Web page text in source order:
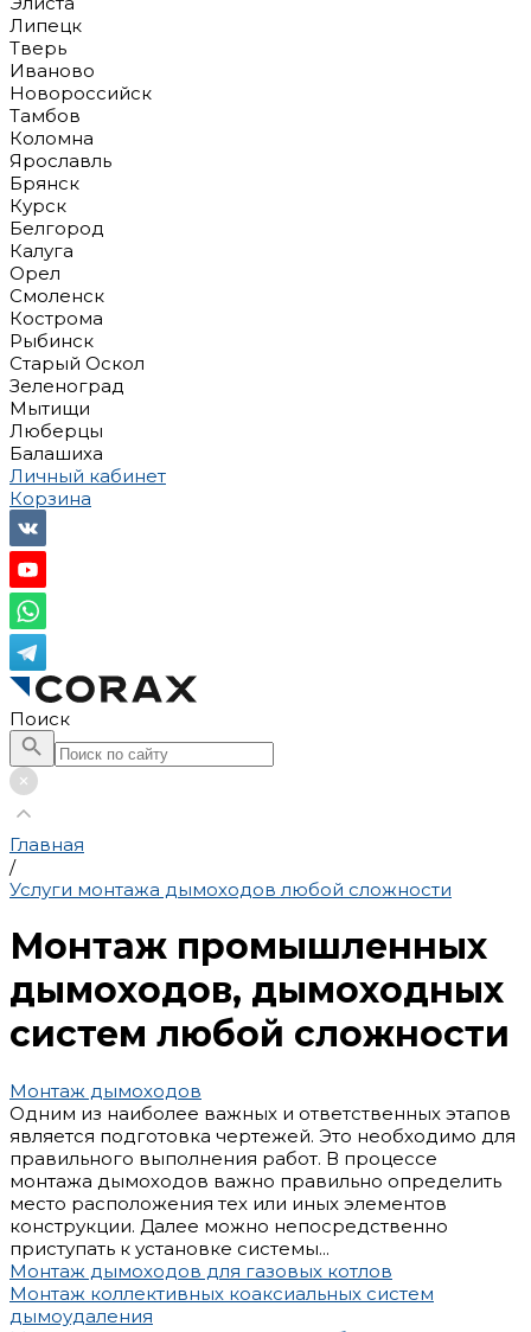
Липецк
Тверь
Иваново
Новороссийск
Тамбов
Коломна
Ярославль
Брянск
Курск
Белгород
Калуга
Орел
Смоленск
Кострома
Рыбинск
Старый Оскол
Зеленоград
Мытищи
Люберцы
Балашиха
Личный кабинет
Корзина
Поиск
Главная
/
Услуги монтажа дымоходов любой сложности
Монтаж промышленных
дымоходов, дымоходных
систем любой сложности
Монтаж дымоходов
Одним из наиболее важных и ответственных этапов
является подготовка чертежей. Это необходимо для
правильного выполнения работ. В процессе
монтажа дымоходов важно правильно определить
место расположения тех или иных элементов
конструкции. Далее можно непосредственно
приступать к установке системы...
Монтаж дымоходов для газовых котлов
Монтаж коллективных коаксиальных систем
дымоудаления